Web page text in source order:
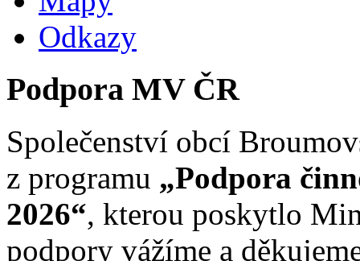
Odkazy
Podpora MV ČR
Společenství obcí
z programu „Podpora
2026“, kterou poskytlo
podpory vážíme a